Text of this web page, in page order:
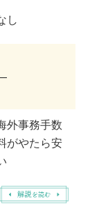
し
外事務手数
がやたら安